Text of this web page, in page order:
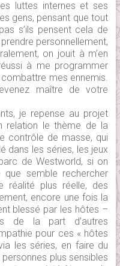
luttes internes et ses
gens, pensant que tout
s’ils pensent cela de
personnellement,
on jouit à m’en
à me programmer
mes ennemis.
maître de votre
je repense au projet
le thème de la
contrôle de masse, qui
dans les séries, les jeux
de Westworld, si on
que semble rechercher
réalité plus réelle, des
encore une fois la
blessé par les hôtes –
de la part d’autres
pour ces « hôtes
les séries, en faire du
plus sensibles